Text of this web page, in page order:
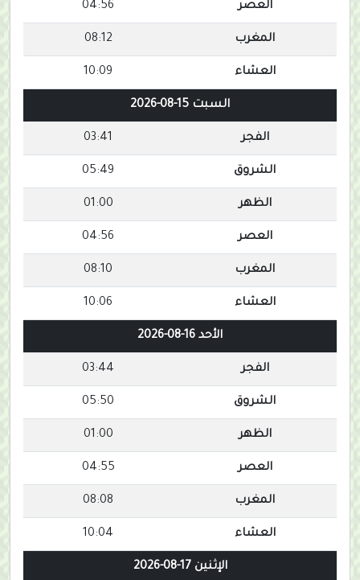
العصر 04:56
المغرب 08:12
العشاء 10:09
السبت 15-08-2026
الفجر 03:41
الشروق 05:49
الظهر 01:00
العصر 04:56
المغرب 08:10
العشاء 10:06
الأحد 16-08-2026
الفجر 03:44
الشروق 05:50
الظهر 01:00
العصر 04:55
المغرب 08:08
العشاء 10:04
الإثنين 17-08-2026